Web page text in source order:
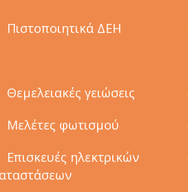
Πιστοποιητικά ΔΕΗ
Θεμελειακές γειώσεις
Μελέτες φωτισμού
Επισκευές ηλεκτρικών